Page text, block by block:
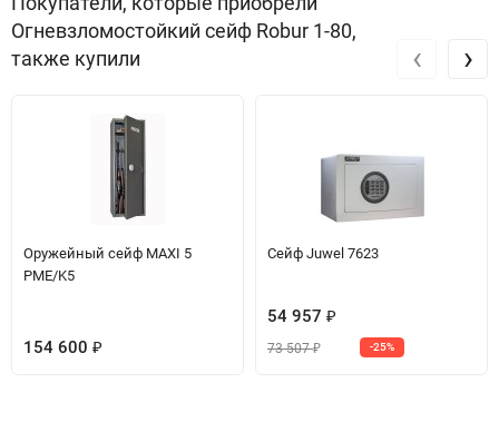
Огневзломостойкий сейф Robur 1-80,
также купили
Оружейный сейф MAXI 5
PME/K5
154 600 ₽
Сейф Juwel 7623
54 957 ₽
73 507₽ -25%
‹ ›